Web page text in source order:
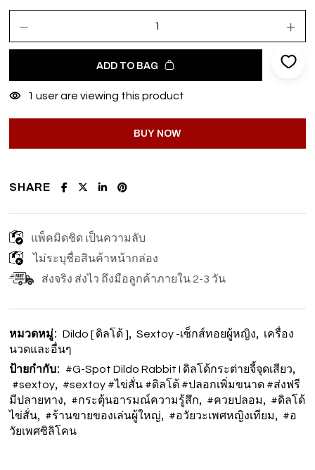
ADD TO BAG
1 user are viewing this product
BUY NOW
SHARE
แพ็คมิดชิด เป็นความลับ
ไม่ระบุชื่อสินค้าหน้ากล่อง
ส่งจริง ส่งไว ถึงมือลูกค้าภายใน 2-3 วัน
หมวดหมู่: Dildo [ ดิลโด้ ], Sextoy -เซ็กส์ทอยผู้หญิง, เครื่อง
นวดและอื่นๆ
ป้ายกำกับ: #G-Spot Dildo Rabbit I ดิลโด้กระต่ายจี้จุดเสียว,
#sextoy, #sextoy #ไข่สั่น #ดิลโด้ #ปลอกเพิ่มขนาด #ส่งฟรี
มีปลายทาง, #กระตุ้นอารมณ์ความรู้สึก, #ควยปลอม, #ดิลโด้
ไข่สั่น, #ร้านขายของเล่นผู้ใหญ่, #อวัยวะเพศหญิงเทียม, #อ
วัยเพศซิลิโคน